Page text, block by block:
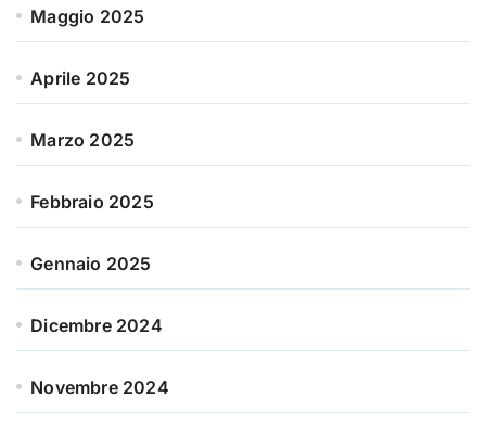
Maggio 2025
Aprile 2025
Marzo 2025
Febbraio 2025
Gennaio 2025
Dicembre 2024
Novembre 2024